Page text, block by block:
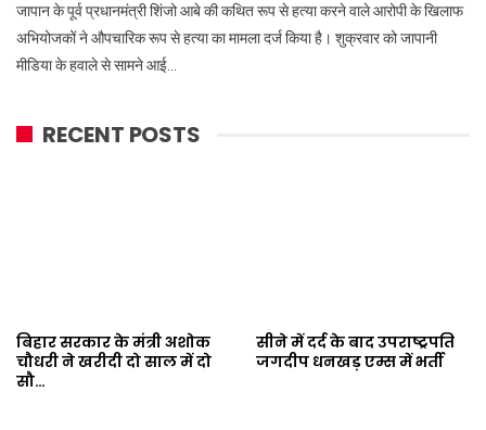
जापान के पूर्व प्रधानमंत्री शिंजो आबे की कथित रूप से हत्या करने वाले आरोपी के खिलाफ
अभियोजकों ने औपचारिक रूप से हत्या का मामला दर्ज किया है। शुक्रवार को जापानी
मीडिया के हवाले से सामने आई…
RECENT POSTS
बिहार सरकार के मंत्री अशोक
चौधरी ने खरीदी दो साल में दो
सौ…
सीने में दर्द के बाद उपराष्ट्रपति
जगदीप धनखड़ एम्स में भर्ती